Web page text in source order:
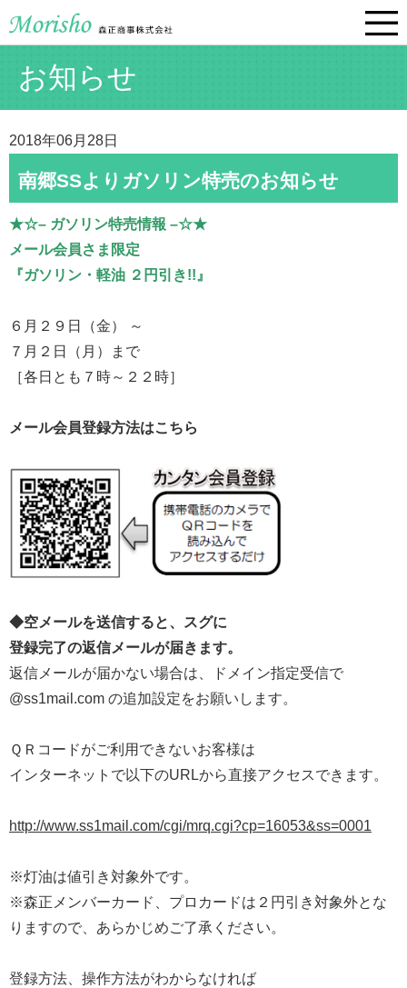
お知らせ
2018年06月28日
南郷SSよりガソリン特売のお知らせ
★☆– ガソリン特売情報 –☆★
メール会員さま限定
『ガソリン・軽油 ２円引き!!』
６月２９日（金） ～
７月２日（月）まで
［各日とも７時～２２時］
メール会員登録方法はこちら
◆空メールを送信すると、スグに
登録完了の返信メールが届きます。
返信メールが届かない場合は、ドメイン指定受信で
@ss1mail.com の追加設定をお願いします。
ＱＲコードがご利用できないお客様は
インターネットで以下のURLから直接アクセスできます。
http://www.ss1mail.com/cgi/mrq.cgi?cp=16053&ss=0001
※灯油は値引き対象外です。
※森正メンバーカード、プロカードは２円引き対象外とな
りますので、あらかじめご了承ください。
登録方法、操作方法がわからなければ